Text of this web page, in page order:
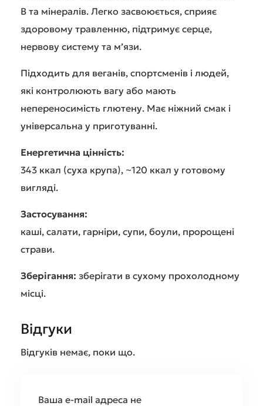
B та мінералів. Легко засвоюється, сприяє
здоровому травленню, підтримує серце,
нервову систему та м’язи.
Підходить для веганів, спортсменів і людей,
які контролюють вагу або мають
непереносимість глютену. Має ніжний смак і
універсальна у приготуванні.
Енергетична цінність:
343 ккал (суха крупа), ~120 ккал у готовому
вигляді.
Застосування:
каші, салати, гарніри, супи, боули, пророщені
страви.
Зберігання: зберігати в сухому прохолодному
місці.
Відгуки
Відгуків немає, поки що.
Ваша e-mail адреса не